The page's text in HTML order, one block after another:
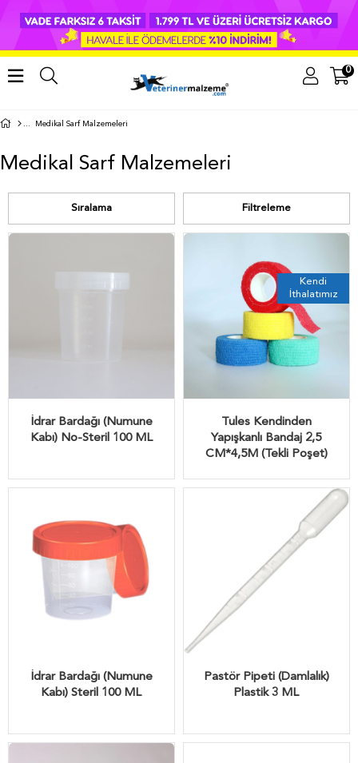
0
Medikal Sarf Malzemeleri
Medikal Sarf Malzemeleri
Filtreleme
Sıralama
İdrar Bardağı (Numune
Kabı) No-Steril 100 ML
Tules Kendinden
Yapışkanlı Bandaj 2,5
CM*4,5M (Tekli Poşet)
Kendi
İthalatımız
İdrar Bardağı (Numune
Kabı) Steril 100 ML
Pastör Pipeti (Damlalık)
Plastik 3 ML